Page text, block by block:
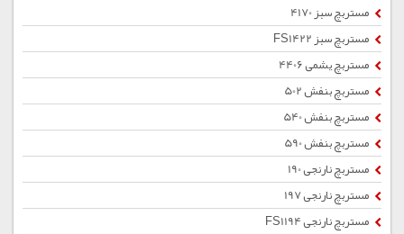
مستربچ سبز 4170
مستربچ سبز FS1422
مستربچ یشمی 4406
مستربچ بنفش 502
مستربچ بنفش 540
مستربچ بنفش 590
مستربچ نارنجی 190
مستربچ نارنجی 197
مستربچ نارنجی FS1194